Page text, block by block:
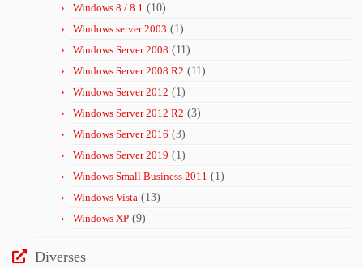
Windows 8 / 8.1 (10)
Windows server 2003 (1)
Windows Server 2008 (11)
Windows Server 2008 R2 (11)
Windows Server 2012 (1)
Windows Server 2012 R2 (3)
Windows Server 2016 (3)
Windows Server 2019 (1)
Windows Small Business 2011 (1)
Windows Vista (13)
Windows XP (9)
Diverses